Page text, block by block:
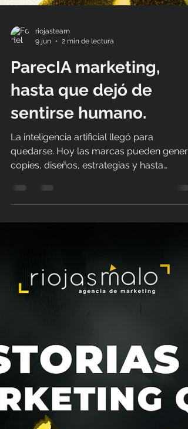
riojasteam
9 jun
2 min de lectura
ParecIA marketing,
hasta que dejó de
sentirse humano.
La inteligencia artificial llegó para
quedarse. Hoy las marcas pueden
más fácil es para los usuarios detectar
cuándo una marca perdió autenticidad.